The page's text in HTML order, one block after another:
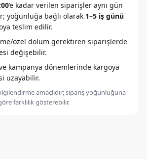
’e kadar verilen siparişler aynı gün
yoğunluğa bağlı olarak 1–5 iş günü
teslim edilir.
özel dolum gerektiren siparişlerde
değişebilir.
kampanya dönemlerinde kargoya
uzayabilir.
amaçlıdır; sipariş yoğunluğuna
farklılık gösterebilir.